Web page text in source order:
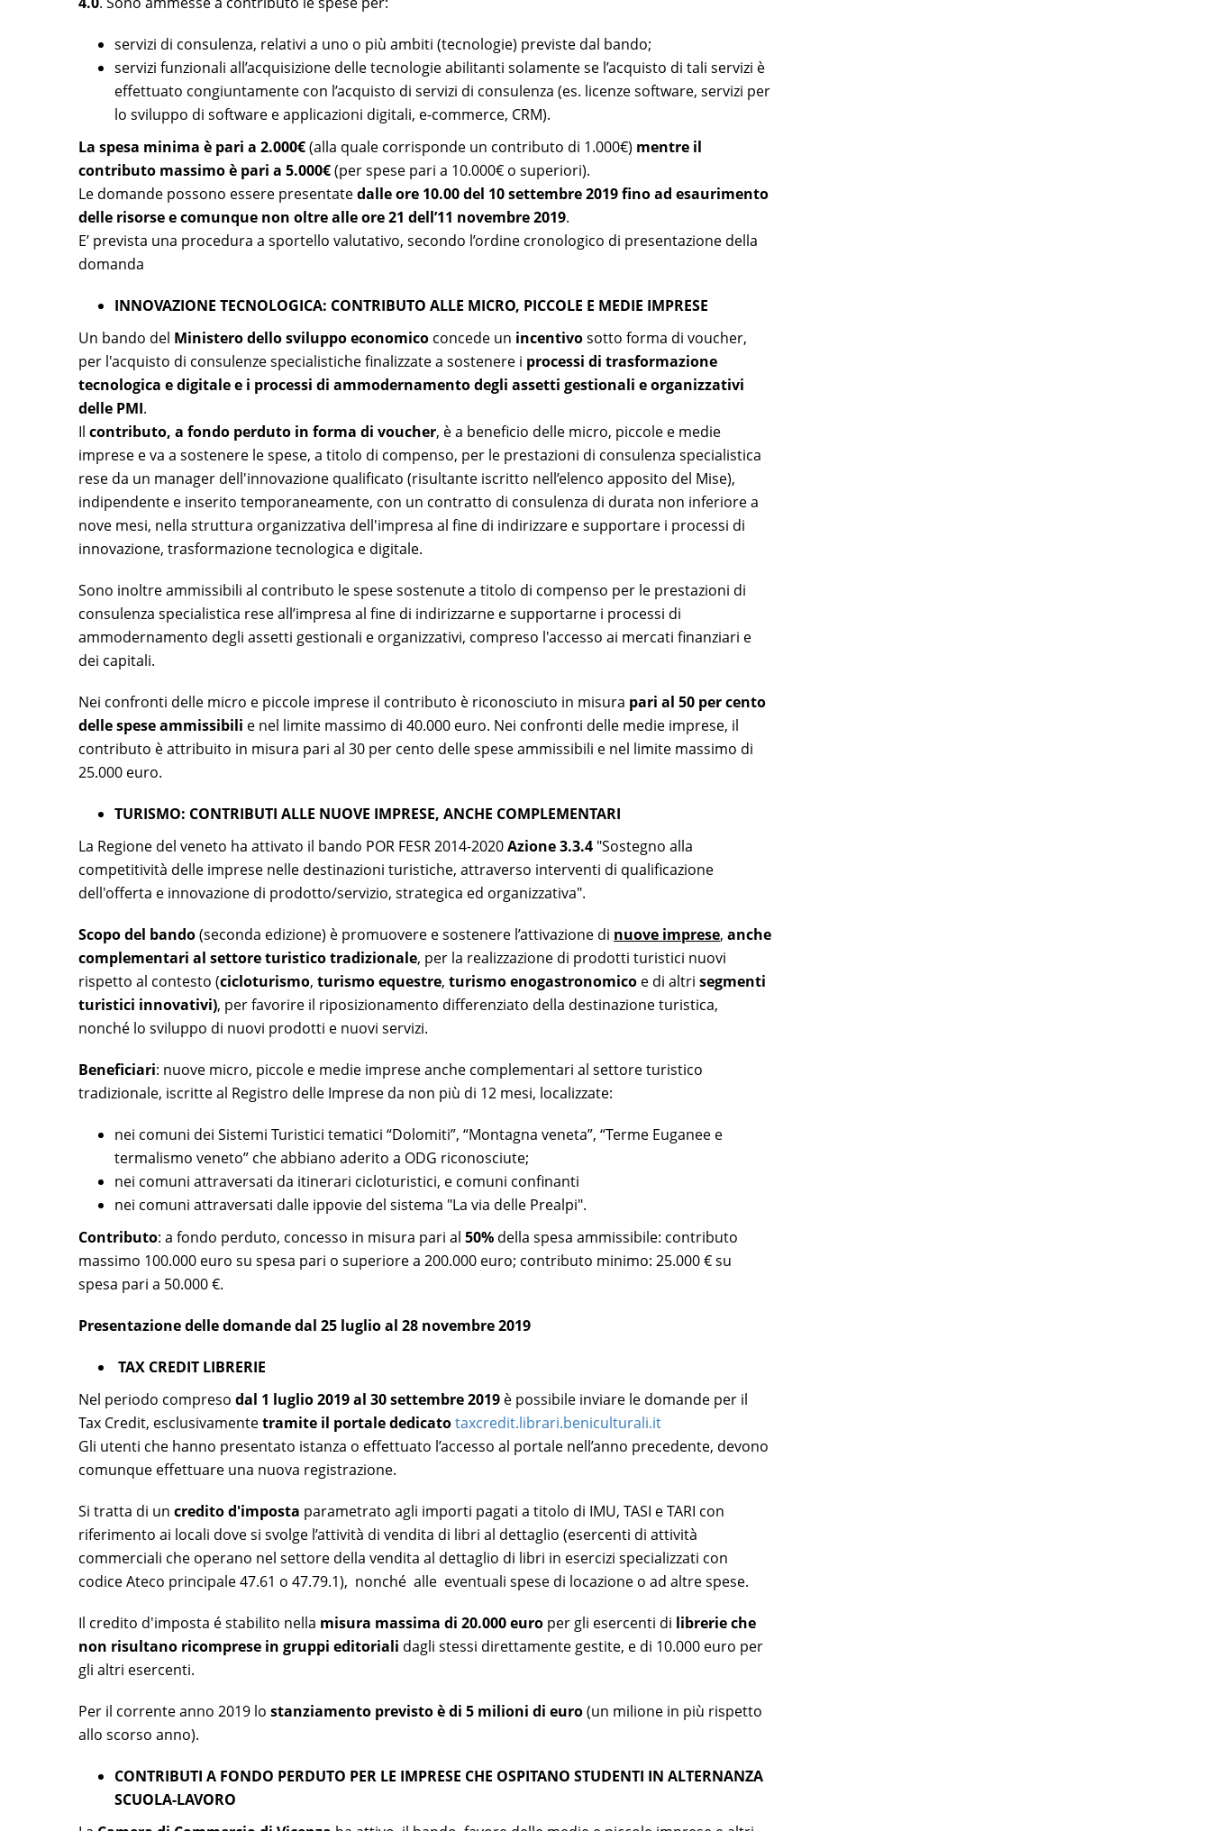
servizi di consulenza, relativi a uno o più ambiti (tecnologie) previste dal bando;
servizi funzionali all’acquisizione delle tecnologie abilitanti solamente se l’acquisto di tali servizi è
effettuato congiuntamente con l’acquisto di servizi di consulenza (es. licenze software, servizi per
lo sviluppo di software e applicazioni digitali, e-commerce, CRM).
La spesa minima è pari a 2.000€(alla quale corrisponde un contributo di 1.000€) mentre il
contributo massimo è pari a 5.000€(per spese pari a 10.000€ o superiori).
Le domande possono essere presentatedalle ore 10.00 del 10 settembre 2019 fino ad esaurimento
delle risorse e comunque non oltre alle ore 21 dell’11 novembre 2019.
E’ prevista una procedura a sportello valutativo, secondo l’ordine cronologico di presentazione della
domanda
INNOVAZIONE TECNOLOGICA: CONTRIBUTO ALLE MICRO, PICCOLE E MEDIE IMPRESE
Un bando del Ministero dello sviluppo economico concede un incentivosotto forma di voucher,
per l'acquisto di consulenze specialistiche finalizzate a sostenere i processi di trasformazione
tecnologica e digitale e i processi di ammodernamento degli assetti gestionali e organizzativi
delle PMI.
Il contributo, a fondo perduto in forma di voucher, è a beneficio delle micro, piccole e medie
imprese e va a sostenere le spese, a titolo di compenso, per le prestazioni di consulenza specialistica
rese da un manager dell'innovazione qualificato (risultante iscritto nell’elenco apposito del Mise),
indipendente e inserito temporaneamente, con un contratto di consulenza di durata non inferiore a
nove mesi, nella struttura organizzativa dell'impresa al fine di indirizzare e supportare i processi di
innovazione, trasformazione tecnologica e digitale.
Sono inoltre ammissibili al contributo le spese sostenute a titolo di compenso per le prestazioni di
consulenza specialistica rese all’impresa al fine di indirizzarne e supportarne i processi di
ammodernamento degli assetti gestionali e organizzativi, compreso l'accesso ai mercati finanziari e
dei capitali.
Nei confronti delle micro e piccole imprese il contributo è riconosciuto in misura pari al 50 per cento
delle spese ammissibili e nel limite massimo di 40.000 euro. Nei confronti delle medie imprese, il
contributo è attribuito in misura pari al 30 per cento delle spese ammissibili e nel limite massimo di
25.000 euro.
TURISMO: CONTRIBUTI ALLE NUOVE IMPRESE, ANCHE COMPLEMENTARI
La Regione del veneto ha attivato il bando POR FESR 2014-2020Azione 3.3.4 "Sostegno alla
competitività delle imprese nelle destinazioni turistiche, attraverso interventi di qualificazione
dell'offerta e innovazione di prodotto/servizio, strategica ed organizzativa".
Scopo del bando(seconda edizione) è promuovere e sostenere l’attivazione di nuove imprese, anche
complementari al settore turistico tradizionale, per la realizzazione di prodotti turistici nuovi
rispetto al contesto (cicloturismo, turismo equestre, turismo enogastronomico e di altri segmenti
turistici innovativi), per favorire il riposizionamento differenziato della destinazione turistica,
nonché lo sviluppo di nuovi prodotti e nuovi servizi.
Beneficiari: nuove micro, piccole e medie imprese anche complementari al settore turistico
tradizionale, iscritte al Registro delle Imprese da non più di 12 mesi, localizzate:
nei comuni dei Sistemi Turistici tematici “Dolomiti”, “Montagna veneta”, “Terme Euganee e
termalismo veneto” che abbiano aderito a ODG riconosciute;
nei comuni attraversati da itinerari cicloturistici, e comuni confinanti
nei comuni attraversati dalle ippovie del sistema "La via delle Prealpi".
Contributo: a fondo perduto, concesso in misura pari al 50% della spesa ammissibile: contributo
massimo 100.000 euro su spesa pari o superiore a 200.000 euro; contributo minimo: 25.000 € su
spesa pari a 50.000 €.
Presentazione delle domandedal 25 luglio al 28 novembre 2019
TAX CREDIT LIBRERIE
Nel periodo compreso dal 1 luglio 2019 al 30 settembre 2019 è possibile inviare le domande per il
Tax Credit, esclusivamentetramite il portale dedicatotaxcredit.librari.beniculturali.it
Gli utenti che hanno presentato istanza o effettuato l’accesso al portale nell’anno precedente, devono
comunque effettuare una nuova registrazione.
Si tratta di un credito d'imposta parametrato agli importi pagati a titolo di IMU, TASI e TARI con
riferimento ai locali dove si svolge l’attività di vendita di libri al dettaglio (esercenti di attività
commerciali che operano nel settore della vendita al dettaglio di libri in esercizi specializzati con
codice Ateco principale 47.61 o 47.79.1), nonché alle eventuali spese di locazione o ad altre spese.
Il credito d'imposta é stabilito nella misura massima di 20.000 euro per gli esercenti di librerie che
non risultano ricomprese in gruppi editoriali dagli stessi direttamente gestite, e di 10.000 euro per
gli altri esercenti.
Per il corrente anno 2019 lo stanziamento previsto è di 5 milioni di euro(un milione in più rispetto
allo scorso anno).
CONTRIBUTI A FONDO PERDUTO PER LE IMPRESE CHE OSPITANO STUDENTI IN ALTERNANZA
SCUOLA-LAVORO